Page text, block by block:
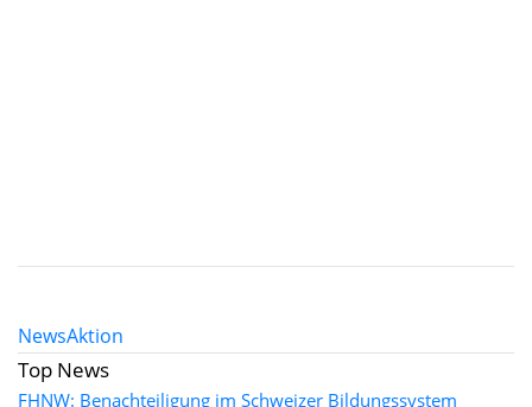
NewsAktion
Top News
FHNW: Benachteiligung im Schweizer Bildungssystem